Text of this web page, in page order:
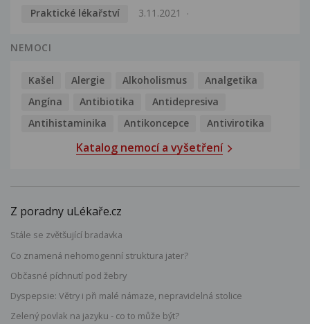
Praktické lékařství
3.11.2021
NEMOCI
Kašel Alergie Alkoholismus
Analgetika
Angína
Antibiotika
Antidepresiva
Antihistaminika
Antikoncepce Antivirotika
Katalog nemocí a vyšetření
Z poradny uLékaře.cz
Stále se zvětšující bradavka
Co znamená nehomogenní struktura jater?
Občasné píchnutí pod žebry
Dyspepsie: Větry i při malé námaze, nepravidelná stolice
Zelený povlak na jazyku - co to může být?